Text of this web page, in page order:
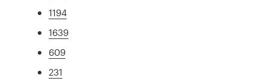
1194
1639
609
231